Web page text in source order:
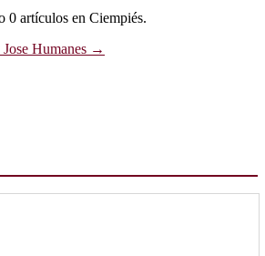
0 artículos en Ciempiés.
Humanes →